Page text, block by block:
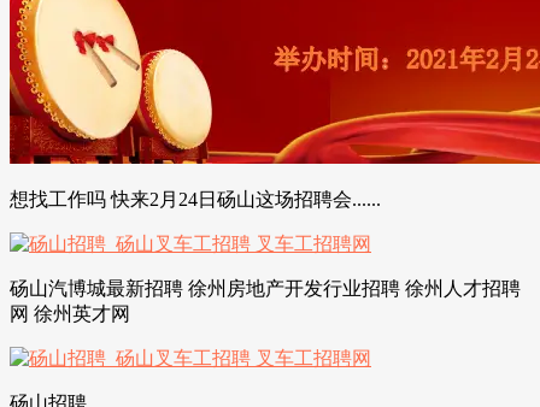
想找工作吗 快来2月24日砀山这场招聘会......
砀山汽博城最新招聘 徐州房地产开发行业招聘 徐州人才招聘
网 徐州英才网
砀山招聘